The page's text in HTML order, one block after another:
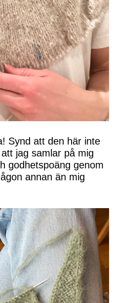
Synd att den här inte
jag samlar på mig
godhetspoäng genom
annan än mig